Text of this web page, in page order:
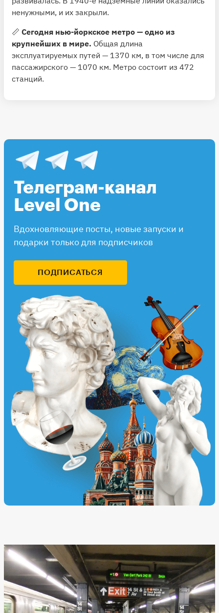
ненужными, и их закрыли.
📏 Сегодня нью-йоркское метро — одно из
крупнейших в мире. Общая длина
эксплуатируемых путей — 1370 км, в том числе для
пассажирского — 1070 км. Метро состоит из 472
станций.
Телеграм-канал
Level One
Вдохновляющие посты, новые запуски и
подарки только для подписчиков
ПОДПИСАТЬСЯ